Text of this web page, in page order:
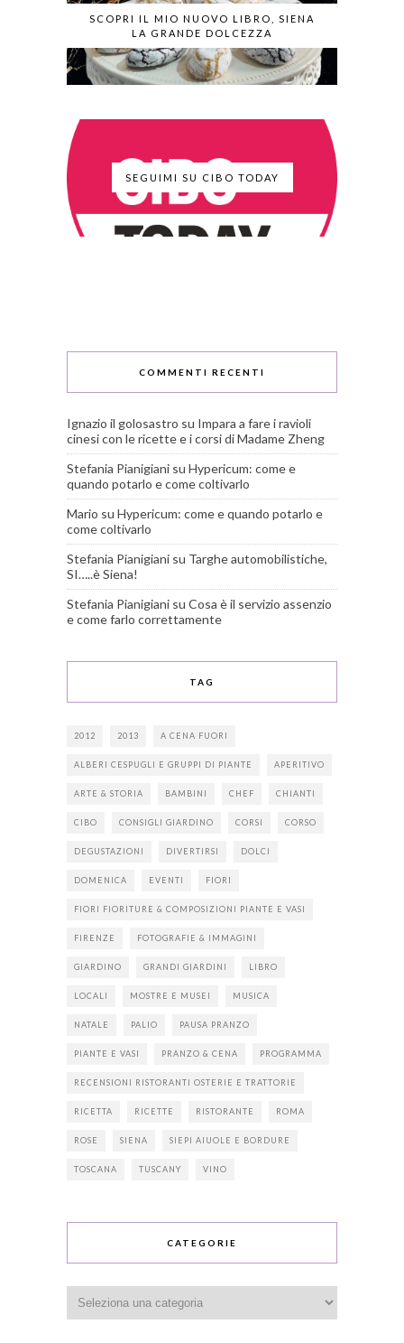
SCOPRI IL MIO NUOVO LIBRO, SIENA
LA GRANDE DOLCEZZA
SEGUIMI SU CIBO TODAY
COMMENTI RECENTI
Ignazio il golosastro su Impara a fare i ravioli
cinesi con le ricette e i corsi di Madame Zheng
Stefania Pianigiani su Hypericum: come e
quando potarlo e come coltivarlo
Mario su Hypericum: come e quando potarlo e
come coltivarlo
Stefania Pianigiani su Targhe automobilistiche,
SI…..è Siena!
Stefania Pianigiani su Cosa è il servizio assenzio
e come farlo correttamente
TAG
2012 2013 A CENA FUORI
ALBERI CESPUGLI E GRUPPI DI PIANTE APERITIVO
ARTE & STORIA BAMBINI CHEF CHIANTI
CIBO CONSIGLI GIARDINO CORSI CORSO
DEGUSTAZIONI DIVERTIRSI DOLCI
DOMENICA EVENTI FIORI
FIORI FIORITURE & COMPOSIZIONI PIANTE E VASI
FIRENZE FOTOGRAFIE & IMMAGINI
GIARDINO GRANDI GIARDINI LIBRO
LOCALI MOSTRE E MUSEI MUSICA
NATALE PALIO PAUSA PRANZO
PIANTE E VASI PRANZO & CENA PROGRAMMA
RECENSIONI RISTORANTI OSTERIE E TRATTORIE
RICETTA RICETTE RISTORANTE ROMA
ROSE SIENA SIEPI AIUOLE E BORDURE
TOSCANA TUSCANY VINO
CATEGORIE